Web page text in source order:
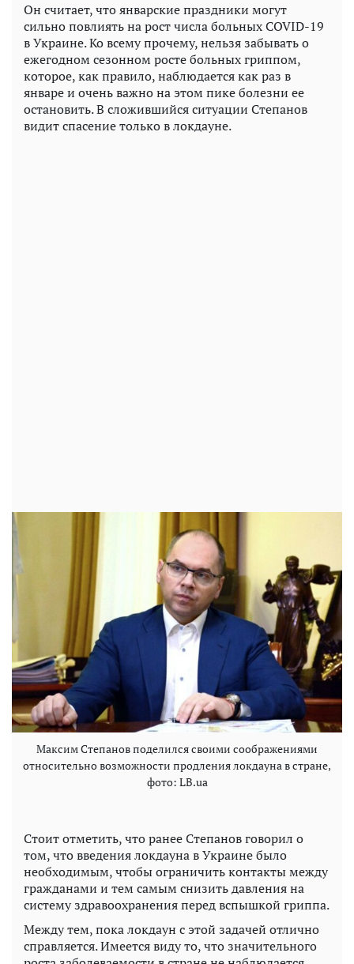
Он считает, что январские праздники могут
сильно повлиять на рост числа больных COVID-19
в Украине. Ко всему прочему, нельзя забывать о
ежегодном сезонном росте больных гриппом,
которое, как правило, наблюдается как раз в
январе и очень важно на этом пике болезни ее
остановить. В сложившийся ситуации Степанов
видит спасение только в локдауне.
Максим Степанов поделился своими соображениями
относительно возможности продления локдауна в стране,
фото: LB.ua
Стоит отметить, что ранее Степанов говорил о
том, что введения локдауна в Украине было
необходимым, чтобы ограничить контакты между
гражданами и тем самым снизить давления на
систему здравоохранения перед вспышкой гриппа.
Между тем, пока локдаун с этой задачей отлично
справляется. Имеется виду то, что значительного